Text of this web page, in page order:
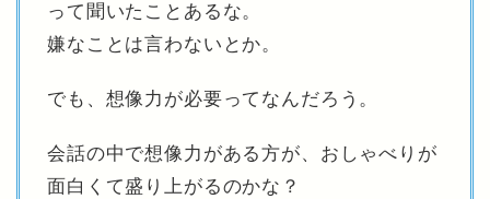
って聞いたことあるな。
嫌なことは言わないとか。
でも、想像力が必要ってなんだろう。
会話の中で想像力がある方が、おしゃべりが
面白くて盛り上がるのかな？